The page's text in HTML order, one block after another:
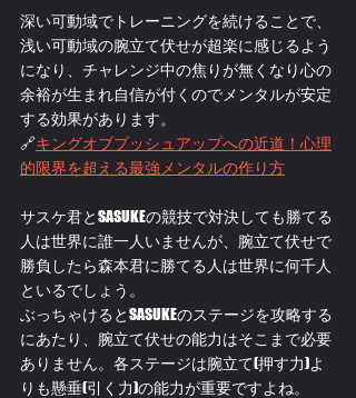
深い可動域でトレーニングを続けることで、
浅い可動域の腕立て伏せが超楽に感じるよう
になり、チャレンジ中の焦りが無くなり心の
余裕が生まれ自信が付くのでメンタルが安定
する効果があります。
🔗キングオブプッシュアップへの近道！心理
的限界を超える最強メンタルの作り方
サスケ君とSASUKEの競技で対決しても勝てる
人は世界に誰一人いませんが、腕立て伏せで
勝負したら森本君に勝てる人は世界に何千人
といるでしょう。
ぶっちゃけるとSASUKEのステージを攻略する
にあたり、腕立て伏せの能力はそこまで必要
ありません。各ステージは腕立て(押す力)よ
りも懸垂(引く力)の能力が重要ですよね。